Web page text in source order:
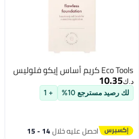
Eco Tools كريم أساس إيكو فلوليس
د.ك‏10.35
لك رصيد مسترجع 10% + 1
احصل عليه خلال 14 - 15